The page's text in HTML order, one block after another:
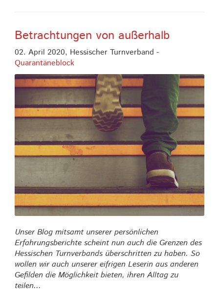
Betrachtungen von außerhalb
02. April 2020, Hessischer Turnverband -
Quarantäneblock
Unser Blog mitsamt unserer persönlichen
Erfahrungsberichte scheint nun auch die Grenzen des
Hessischen Turnverbands überschritten zu haben. So
wollen wir auch unserer eifrigen Leserin aus anderen
Gefilden die Möglichkeit bieten, ihren Alltag zu
teilen...